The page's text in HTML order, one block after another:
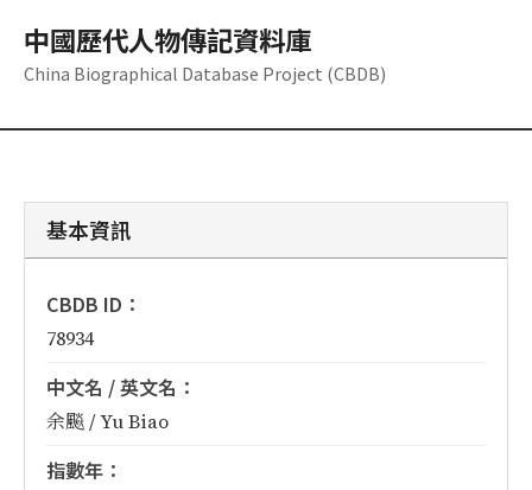
中國歷代人物傳記資料庫
China Biographical Database Project (CBDB)
基本資訊
CBDB ID：
78934
中文名 / 英文名：
余飈 / Yu Biao
指數年：